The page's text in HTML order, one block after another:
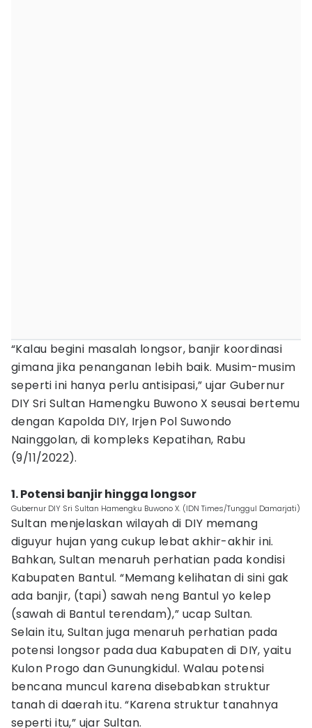
“Kalau begini masalah longsor, banjir koordinasi
gimana jika penanganan lebih baik. Musim-musim
seperti ini hanya perlu antisipasi,” ujar Gubernur
DIY Sri Sultan Hamengku Buwono X seusai bertemu
dengan Kapolda DIY, Irjen Pol Suwondo
Nainggolan, di kompleks Kepatihan, Rabu
(9/11/2022).
1. Potensi banjir hingga longsor
Gubernur DIY Sri Sultan Hamengku Buwono X. (IDN Times/Tunggul Damarjati)
Sultan menjelaskan wilayah di DIY memang
diguyur hujan yang cukup lebat akhir-akhir ini.
Bahkan, Sultan menaruh perhatian pada kondisi
Kabupaten Bantul. “Memang kelihatan di sini gak
ada banjir, (tapi) sawah neng Bantul yo kelep
(sawah di Bantul terendam),” ucap Sultan.
Selain itu, Sultan juga menaruh perhatian pada
potensi longsor pada dua Kabupaten di DIY, yaitu
Kulon Progo dan Gunungkidul. Walau potensi
bencana muncul karena disebabkan struktur
tanah di daerah itu. “Karena struktur tanahnya
seperti itu,” ujar Sultan.